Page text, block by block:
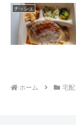
ナッシュ
ホーム 宅配